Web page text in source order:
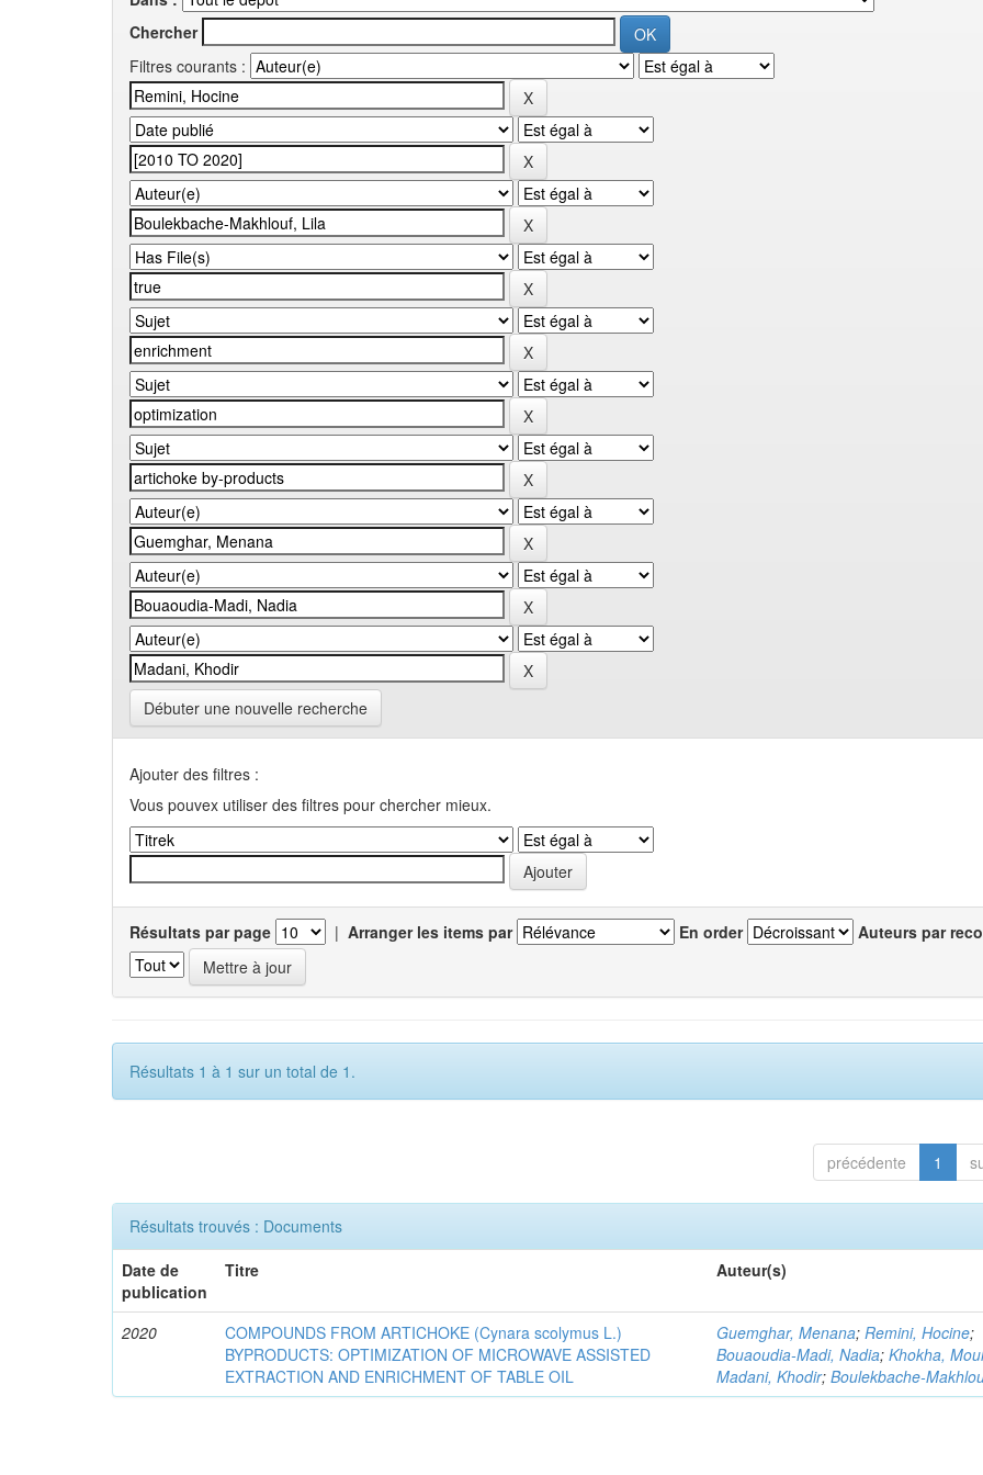
Chercher
Filtres courants :
Débuter une nouvelle recherche
Ajouter des filtres :
Vous pouvex utiliser des filtres pour chercher mieux.
Résultats par page | Arranger les items par En order Auteurs par
Résultats 1 à 1 sur un total de 1.
précédente 1
Résultats trouvés : Documents
Date de
publication
Titre Auteur(s)
2020
COMPOUNDS FROM ARTICHOKE (Cynara scolymus L.)
BYPRODUCTS: OPTIMIZATION OF MICROWAVE ASSISTED
EXTRACTION AND ENRICHMENT OF TABLE OIL
Guemghar, Menana;Remini, Hocine;
Bouaoudia-Madi, Nadia;Khokha,
Madani, Khodir;Boulekbache-